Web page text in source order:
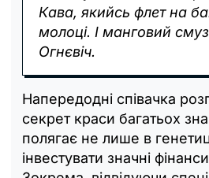
Кава, якийсь флет на
молоці. І манговий
Огнєвіч.
Напередодні співачка
секрет краси багатьох
полягає не лише в
інвестувати значні